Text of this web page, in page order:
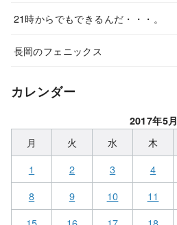
21時からでもできるんだ・・・。
長岡のフェニックス
カレンダー
2017年5月
月 火 水 木
1
2 3 4
8
9 10 11